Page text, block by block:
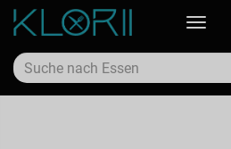
Toggle